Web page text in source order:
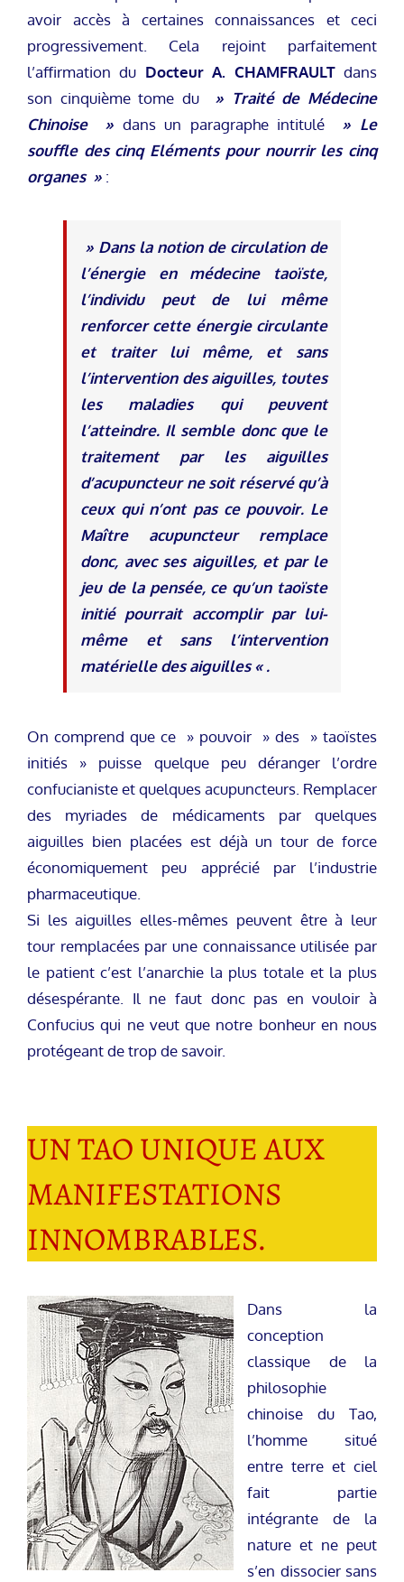
avoir accès à certaines connaissances et ceci
progressivement. Cela rejoint parfaitement
l’affirmation du Docteur A. CHAMFRAULTdans
son cinquième tome du
» Traité de Médecine
Chinoise » dans un paragraphe intitulé
» Le
souffle des cinq Eléments pour nourrir les cinq
organes » :
» Dans la notion de circulation de
l’énergie en médecine taoïste,
l’individu peut de lui même
renforcer cette énergie circulante
et traiter lui même, et sans
l’intervention des aiguilles, toutes
les maladies qui peuvent
l’atteindre. Il semble donc que le
traitement par les aiguilles
d’acupuncteur ne soit réservé qu’à
ceux qui n’ont pas ce pouvoir. Le
Maître acupuncteur remplace
donc, avec ses aiguilles, et par le
jeu de la pensée, ce qu’un taoïste
initié pourrait accomplir par lui-
même et sans l’intervention
matérielle des aiguilles « .
On comprend que ce » pouvoir » des » taoïstes
initiés » puisse quelque peu déranger l’ordre
confucianiste et quelques acupuncteurs. Remplacer
des myriades de médicaments par quelques
aiguilles bien placées est déjà un tour de force
économiquement peu apprécié par l’industrie
pharmaceutique.
Si les aiguilles elles-mêmes peuvent être à leur
tour remplacées par une connaissance utilisée par
le patient c’est l’anarchie la plus totale et la plus
désespérante. Il ne faut donc pas en vouloir à
Confucius qui ne veut que notre bonheur en nous
protégeant de trop de savoir.
UN TAO UNIQUE AUX
MANIFESTATIONS
INNOMBRABLES.
Dans la
conception
classique de la
philosophie
chinoise du Tao,
l’homme situé
entre terre et ciel
fait partie
intégrante de la
nature et ne peut
s’en dissocier sans